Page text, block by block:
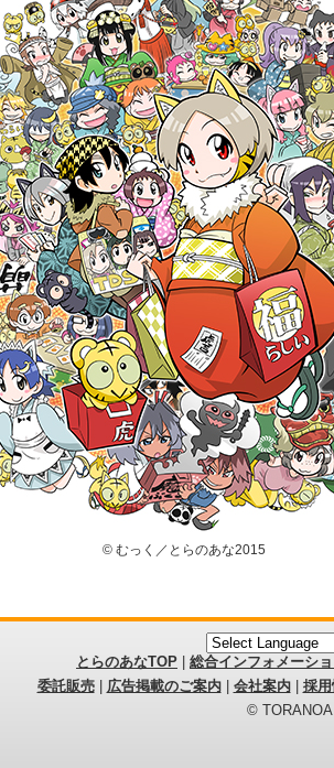
© むっく／とらのあな2015
とらのあなTOP
総合インフォメーシ
委託販売| 広告掲載のご案内| 会社案内| 採
©